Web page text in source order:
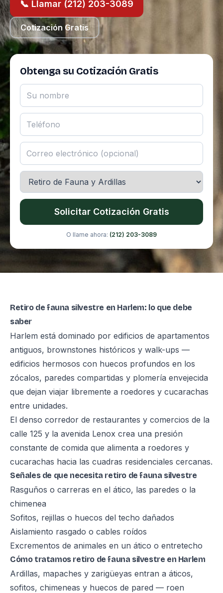
📞 Llamar (212) 203-3089
Cotización Gratis
Obtenga su Cotización Gratis
Solicitar Cotización Gratis
O llame ahora: (212) 203-3089
Retiro de fauna silvestre en Harlem: lo que debe
saber
Harlem está dominado por edificios de apartamentos
antiguos, brownstones históricos y walk-ups —
edificios hermosos con huecos profundos en los
zócalos, paredes compartidas y plomería envejecida
que dejan viajar libremente a roedores y cucarachas
entre unidades.
El denso corredor de restaurantes y comercios de la
calle 125 y la avenida Lenox crea una presión
constante de comida que alimenta a roedores y
cucarachas hacia las cuadras residenciales cercanas.
Señales de que necesita retiro de fauna silvestre
Rasguños o carreras en el ático, las paredes o la
chimenea
Sofitos, rejillas o huecos del techo dañados
Aislamiento rasgado o cables roídos
Excrementos de animales en un ático o entretecho
Cómo tratamos retiro de fauna silvestre en Harlem
Ardillas, mapaches y zarigüeyas entran a áticos,
sofitos, chimeneas y huecos de pared — roen